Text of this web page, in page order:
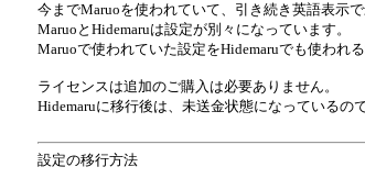
今までMaruoを使われていて、引き続き英語表示
MaruoとHidemaruは設定が別々になっています。
Maruoで使われていた設定をHidemaruでも使われ
ライセンスは追加のご購入は必要ありません。
Hidemaruに移行後は、未送金状態になっているの
設定の移行方法